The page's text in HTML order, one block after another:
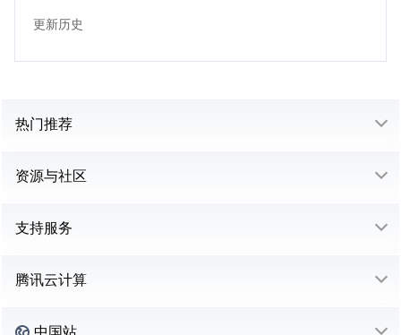
更新历史
热门推荐
资源与社区
支持服务
腾讯云计算